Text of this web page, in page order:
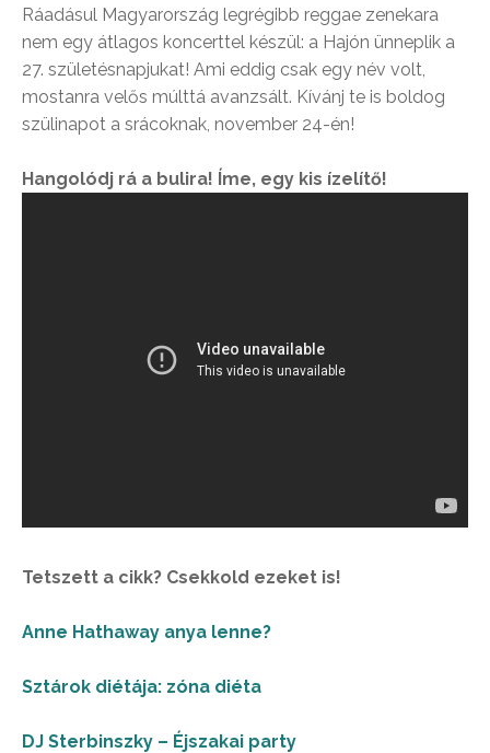
Ráadásul Magyarország legrégibb reggae zenekara
nem egy átlagos koncerttel készül: a Hajón ünneplik a
27. születésnapjukat! Ami eddig csak egy név volt,
mostanra velős múlttá avanzsált. Kívánj te is boldog
szülinapot a srácoknak, november 24-én!
Hangolódj rá a bulira! Íme, egy kis ízelítő!
Tetszett a cikk? Csekkold ezeket is!
Anne Hathaway anya lenne?
Sztárok diétája: zóna diéta
DJ Sterbinszky – Éjszakai party